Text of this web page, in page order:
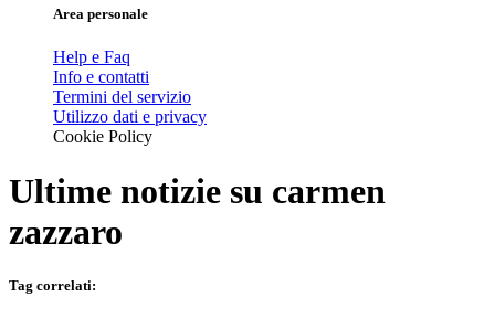
Area personale
Help e Faq
Info e contatti
Termini del servizio
Utilizzo dati e privacy
Cookie Policy
Ultime notizie su carmen
zazzaro
Tag correlati: